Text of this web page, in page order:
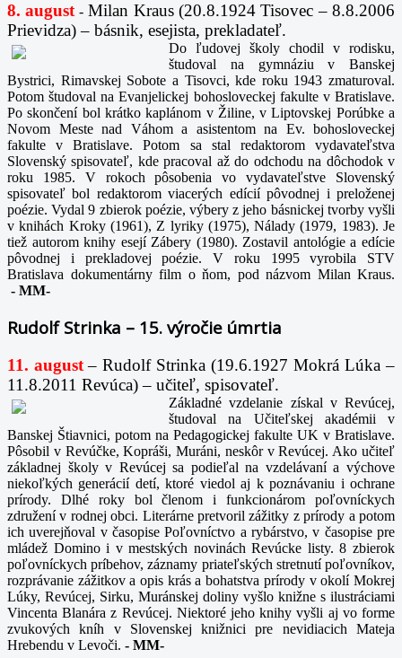
8. august -Milan Kraus (20.8.1924 Tisovec – 8.8.2006
Prievidza) – básnik, esejista, prekladateľ.
Do ľudovej školy chodil v rodisku,
študoval na gymnáziu v Banskej
Bystrici, Rimavskej Sobote a Tisovci, kde roku 1943 zmaturoval.
Potom študoval na Evanjelickej bohosloveckej fakulte v Bratislave.
Po skončení bol krátko kaplánom v Žiline, v Liptovskej Porúbke a
Novom Meste nad Váhom a asistentom na Ev. bohosloveckej
fakulte v Bratislave. Potom sa stal redaktorom vydavateľstva
Slovenský spisovateľ, kde pracoval až do odchodu na dôchodok v
roku 1985. V rokoch pôsobenia vo vydavateľstve Slovenský
spisovateľ bol redaktorom viacerých edícií pôvodnej i preloženej
poézie. Vydal 9 zbierok poézie, výbery z jeho básnickej tvorby vyšli
v knihách Kroky (1961), Z lyriky (1975), Nálady (1979, 1983). Je
tiež autorom knihy esejí Zábery (1980). Zostavil antológie a edície
pôvodnej i prekladovej poézie. V roku 1995 vyrobila STV
Bratislava dokumentárny film o ňom, pod názvom Milan Kraus.
- MM-
Rudolf Strinka – 15. výročie úmrtia
11. august – Rudolf Strinka (19.6.1927 Mokrá Lúka –
11.8.2011 Revúca) – učiteľ, spisovateľ.
Základné vzdelanie získal v Revúcej,
študoval na Učiteľskej akadémii v
Banskej Štiavnici, potom na Pedagogickej fakulte UK v Bratislave.
Pôsobil v Revúčke, Kopráši, Muráni, neskôr v Revúcej. Ako učiteľ
základnej školy v Revúcej sa podieľal na vzdelávaní a výchove
niekoľkých generácií detí, ktoré viedol aj k poznávaniu i ochrane
prírody. Dlhé roky bol členom i funkcionárom poľovníckych
združení v rodnej obci. Literárne pretvoril zážitky z prírody a potom
ich uverejňoval v časopise Poľovníctvo a rybárstvo, v časopise pre
mládež Domino i v mestských novinách Revúcke listy. 8 zbierok
poľovníckych príbehov, záznamy priateľských stretnutí poľovníkov,
rozprávanie zážitkov a opis krás a bohatstva prírody v okolí Mokrej
Lúky, Revúcej, Sirku, Muránskej doliny vyšlo knižne s ilustráciami
Vincenta Blanára z Revúcej. Niektoré jeho knihy vyšli aj vo forme
zvukových kníh v Slovenskej knižnici pre nevidiacich Mateja
Hrebendu v Levoči. - MM-